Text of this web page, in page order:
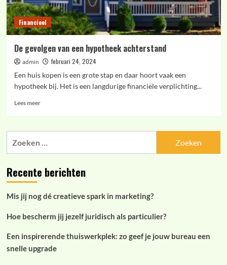
Financieel
De gevolgen van een hypotheek achterstand
admin
februari 24, 2024
Een huis kopen is een grote stap en daar hoort vaak een
hypotheek bij. Het is een langdurige financiële verplichting...
Lees meerLees
De
hypotheek
achterstand
Recente berichten
Mis jij nog dé creatieve spark in marketing?
Hoe bescherm jij jezelf juridisch als particulier?
Een inspirerende thuiswerkplek: zo geef je jouw bureau een
snelle upgrade